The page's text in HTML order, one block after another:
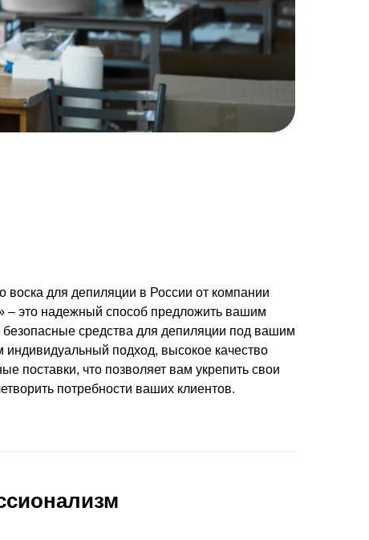
воска для депиляции в России от компании
– это надежный способ предложить вашим
безопасные средства для депиляции под вашим
подход, высокое качество
поставки, что позволяет вам укрепить свои
потребности ваших клиентов.